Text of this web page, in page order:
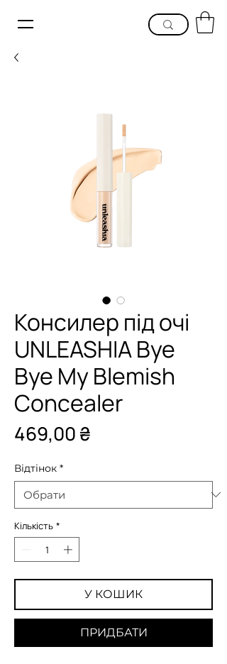
Консилер під очі
UNLEASHIA Bye
Bye My Blemish
Concealer
469,00 ₴
Відтінок *
Кількість *
У КОШИК
ПРИДБАТИ